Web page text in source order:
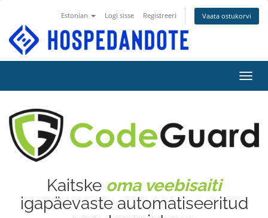
Estonian Logi sisse Registreeri Vaata ostukorvi
Kaitske oma veebisaiti
igapäevaste automatiseeritud